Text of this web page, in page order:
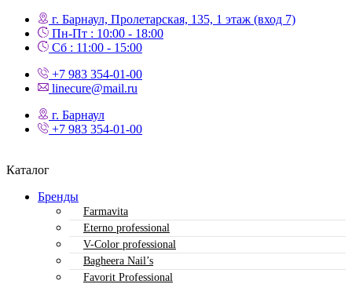
г. Барнаул, Пролетарская, 135,​ 1 этаж (вход 7)
Пн-Пт : 10:00 - 18:00
Сб : 11:00 - 15:00
+7 983 354-01-00
linecure@mail.ru
г. Барнаул
+7 983 354-01-00
Каталог
Бренды
Farmavita
Eterno professional
V-Color professional
Bagheera Nail’s
Favorit Professional